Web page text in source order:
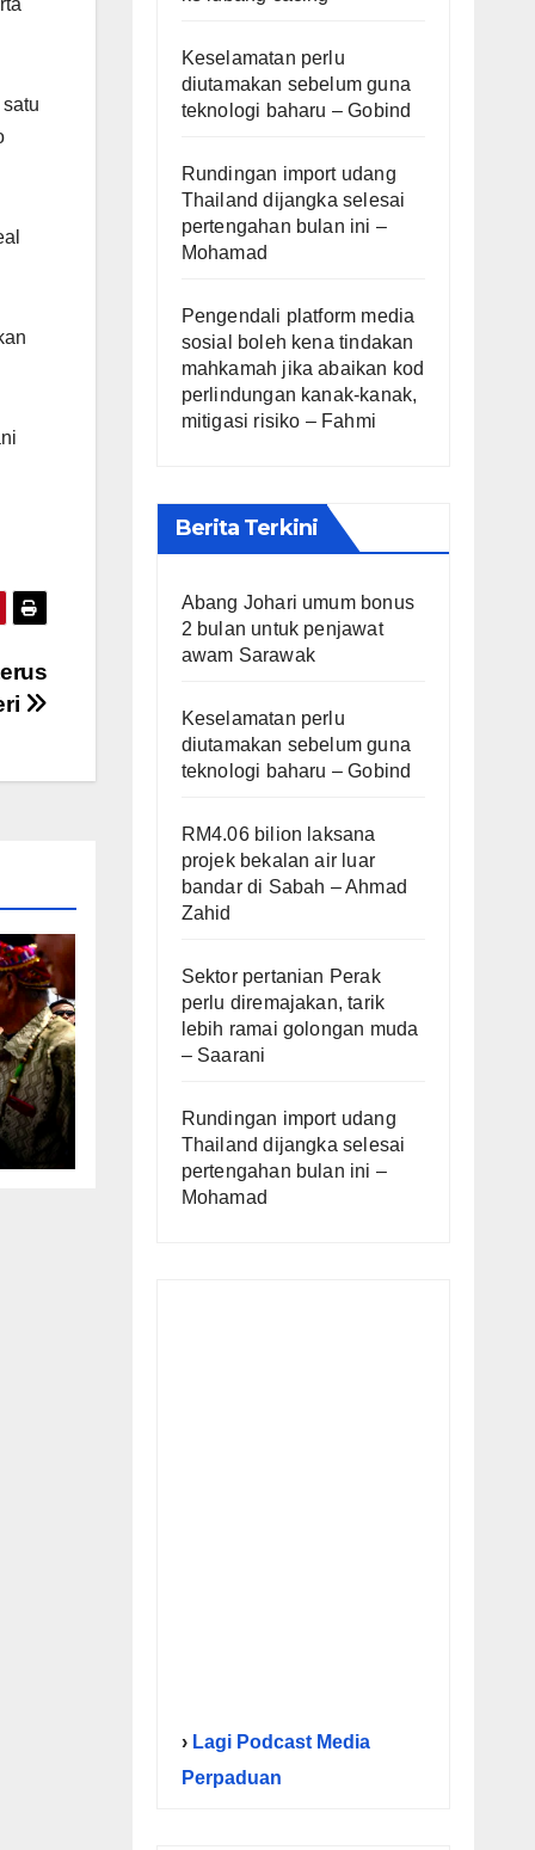
Keselamatan perlu
diutamakan sebelum guna
teknologi baharu – Gobind
Rundingan import udang
Thailand dijangka selesai
pertengahan bulan ini –
Mohamad
Pengendali platform media
sosial boleh kena tindakan
mahkamah jika abaikan kod
perlindungan kanak-kanak,
mitigasi risiko – Fahmi
Berita Terkini
Abang Johari umum bonus
2 bulan untuk penjawat
awam Sarawak
Keselamatan perlu
diutamakan sebelum guna
teknologi baharu – Gobind
RM4.06 bilion laksana
projek bekalan air luar
bandar di Sabah – Ahmad
Zahid
Sektor pertanian Perak
perlu diremajakan, tarik
lebih ramai golongan muda
– Saarani
Rundingan import udang
Thailand dijangka selesai
pertengahan bulan ini –
Mohamad
›Lagi Podcast Media
Perpaduan